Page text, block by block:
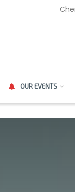
OUR EVENTS